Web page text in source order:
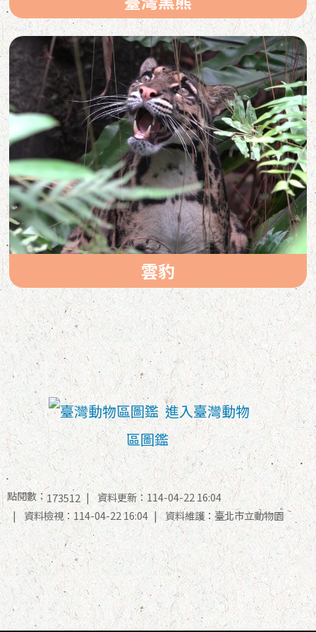
雲豹
進入臺灣動物
區圖鑑
點閱數：173512
資料更新：114-04-22 16:04
資料檢視：114-04-22 16:04
資料維護：臺北市立動物園